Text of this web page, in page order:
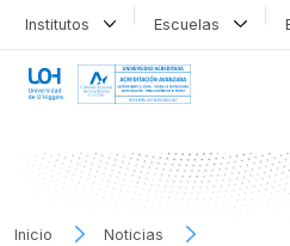
Institutos Escuelas
Inicio
Noticias